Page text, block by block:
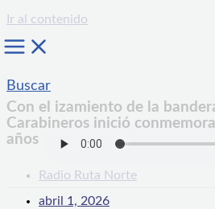
Ir al contenido
Buscar
Con el izamiento de la
Carabineros inició
años
Radio Ruta Norte
abril 1, 2026